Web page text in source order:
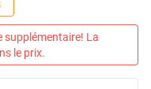
supplémentaire! La
le prix.